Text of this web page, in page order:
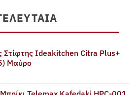
Στίφτης Ideakitchen Citra Plus+
Μαύρο